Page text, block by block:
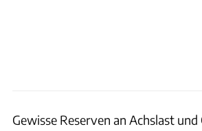
Gewisse Reserven an Achslast